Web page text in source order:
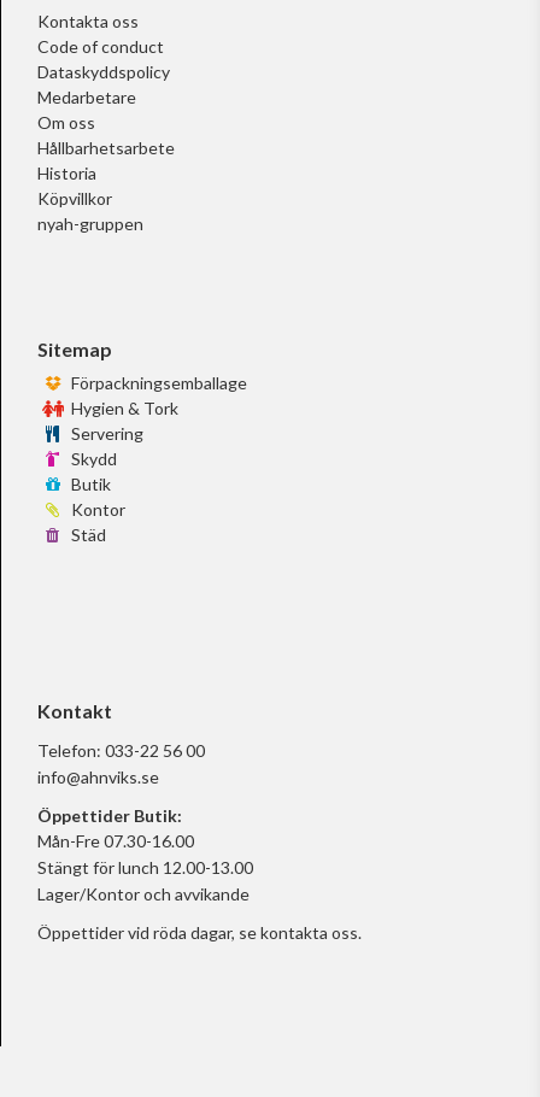
Kontakta oss
Code of conduct
Dataskyddspolicy
Medarbetare
Om oss
Hållbarhetsarbete
Historia
Köpvillkor
nyah-gruppen
Sitemap
Förpackningsemballage
Hygien & Tork
Servering
Skydd
Butik
Kontor
Städ
Kontakt
Telefon: 033-22 56 00
info@ahnviks.se
Öppettider Butik:
Mån-Fre 07.30-16.00
Stängt för lunch 12.00-13.00
Lager/Kontor och avvikande
Öppettider vid röda dagar, sekontakta oss.